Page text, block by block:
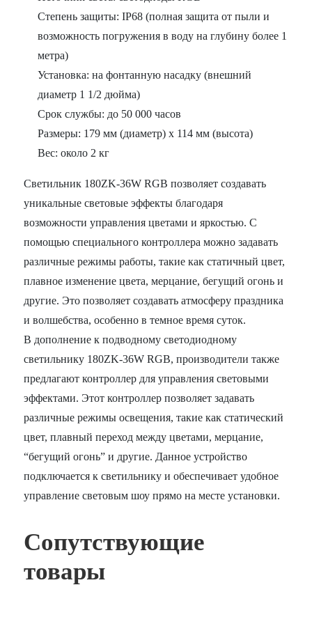
Степень защиты: IP68 (полная защита от пыли и
возможность погружения в воду на глубину более 1
метра)
Установка: на фонтанную насадку (внешний
диаметр 1 1/2 дюйма)
Срок службы: до 50 000 часов
Размеры: 179 мм (диаметр) х 114 мм (высота)
Вес: около 2 кг
Светильник 180ZK-36W RGB позволяет создавать
уникальные световые эффекты благодаря
возможности управления цветами и яркостью. С
помощью специального контроллера можно задавать
различные режимы работы, такие как статичный цвет,
плавное изменение цвета, мерцание, бегущий огонь и
другие. Это позволяет создавать атмосферу праздника
и волшебства, особенно в темное время суток.
В дополнение к подводному светодиодному
светильнику 180ZK-36W RGB, производители также
предлагают контроллер для управления световыми
эффектами. Этот контроллер позволяет задавать
различные режимы освещения, такие как статический
цвет, плавный переход между цветами, мерцание,
“бегущий огонь” и другие. Данное устройство
подключается к светильнику и обеспечивает удобное
управление световым шоу прямо на месте установки.
Сопутствующие
товары